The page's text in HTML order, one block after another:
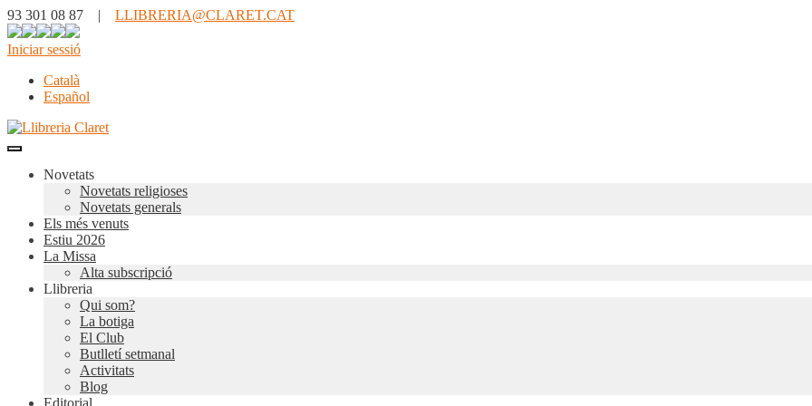
93 301 08 87 | LLIBRERIA@CLARET.CAT
Iniciar sessió
Català
Español
Novetats
Novetats religioses
Novetats generals
Els més venuts
Estiu 2026
La Missa
Alta subscripció
Llibreria
Qui som?
La botiga
El Club
Butlletí setmanal
Activitats
Blog
Editorial